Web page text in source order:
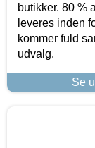
butikker. 80 %
leveres inden
kommer fuld
udvalg.
Se